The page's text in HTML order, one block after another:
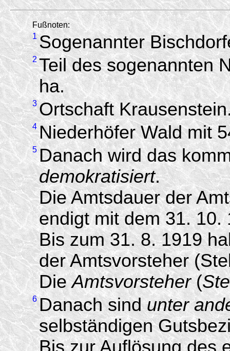
Fußnoten:
1 Sogenannter
2 Teil des sogenannten
ha.
3 Ortschaft
4 Niederhöfer Wald mit
5 Danach wird das
demokratisiert.
Die Amtsdauer der
endigt mit dem 31. 10.
Bis zum 31. 8. 1919
der Amtsvorsteher
DieAmtsvorsteher(
6 Danach sindunter
selbständigen
Bis zur Auflösung des